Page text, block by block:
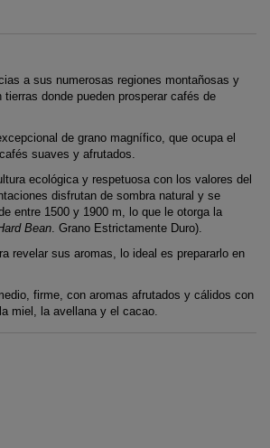
a sus numerosas regiones montañosas y
donde pueden prosperar cafés de
de grano magnífico, que ocupa el
suaves y afrutados.
ecológica y respetuosa con los valores del
disfrutan de sombra natural y se
entre 1500 y 1900 m, lo que le otorga la
Bean. Grano Estrictamente Duro).
revelar sus aromas, lo ideal es prepararlo en
firme, con aromas afrutados y cálidos con
miel, la avellana y el cacao.